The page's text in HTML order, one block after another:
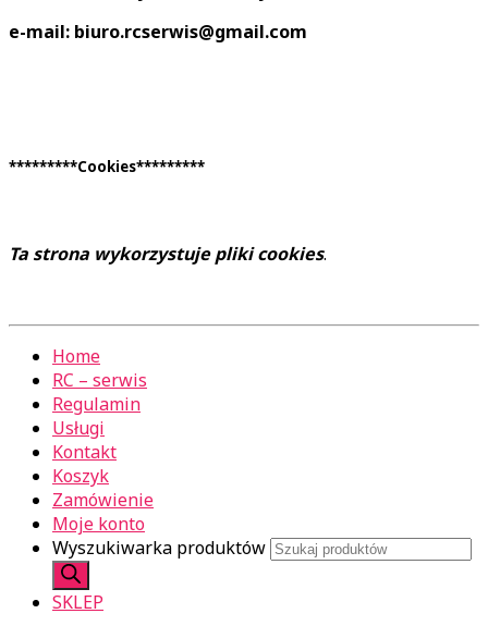
e-mail: biuro.rcserwis@gmail.com
*********Cookies*********
Ta strona wykorzystuje pliki cookies.
Home
RC – serwis
Regulamin
Usługi
Kontakt
Koszyk
Zamówienie
Moje konto
Wyszukiwarka produktów
SKLEP